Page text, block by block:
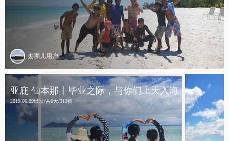
去哪儿用户
亚庇 仙本那丨毕业之际，与你们上天入海
2019.06.09出发/共6天/310图